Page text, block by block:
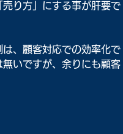
り方」にする事が肝要で
、顧客対応での効率化で
いですが、余りにも顧客